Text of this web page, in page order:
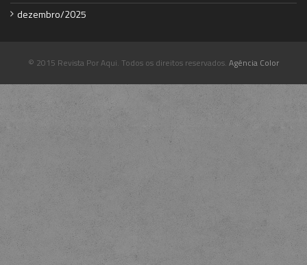
dezembro/2025
© 2015 Revista Por Aqui. Todos os direitos reservados. Agência Color